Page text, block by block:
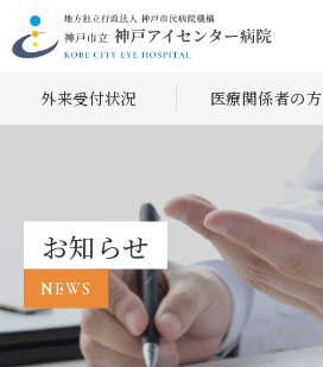
外来受付状況 医療関係者の方
お知らせ
NEWS